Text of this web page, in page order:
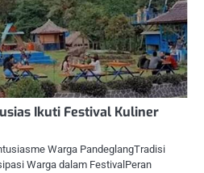
Ikuti Festival Kuliner
Warga PandeglangTradisi
Warga dalam FestivalPeran